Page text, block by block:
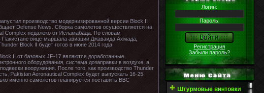
производство модернизированной версии Block II
Defense News. Сборка самолетов осуществляется на
Complex недалеко от Исламабада. По словам
Пакистане вице-маршала авиации Джаваида Ахмада,
Block II будет готов в июне 2014 года.
II от базовых JF-17 являются доработанные
оборудования, система дозаправки в воздухе, а
вооружения. После того, как производство Thunder
Pakistan Aeronautical Complex будет выпускать 16-25
именно самолетов планируется поставить ВВС
Логин:
Пароль:
Регистрация
Забыли пароль?
Штурмовые винтовки